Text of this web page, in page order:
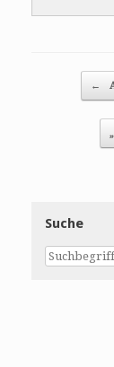
Post ←
Suche